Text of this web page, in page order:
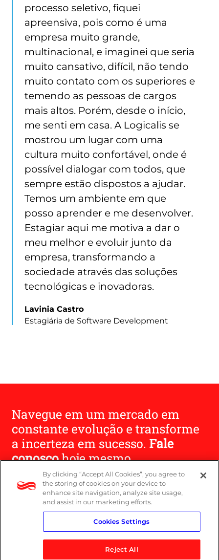
processo seletivo, fiquei
apreensiva, pois como é uma
empresa muito grande,
multinacional, e imaginei que seria
muito cansativo, difícil, não tendo
muito contato com os superiores e
temendo as pessoas de cargos
mais altos. Porém, desde o início,
me senti em casa. A Logicalis se
mostrou um lugar com uma
cultura muito confortável, onde é
possível dialogar com todos, que
sempre estão dispostos a ajudar.
Temos um ambiente em que
posso aprender e me desenvolver.
Estagiar aqui me motiva a dar o
meu melhor e evoluir junto da
empresa, transformando a
sociedade através das soluções
tecnológicas e inovadoras.
Lavinia Castro
Estagiária de Software Development
Navegue em um mercado em
constante evolução e transforme
a incerteza em sucesso. Fale
conoscohoje mesmo.
Entre em contato
By clicking “Accept All Cookies”, you agree to
the storing of cookies on your device to
enhance site navigation, analyze site usage,
and assist in our marketing efforts.
Cookies Settings
Reject All